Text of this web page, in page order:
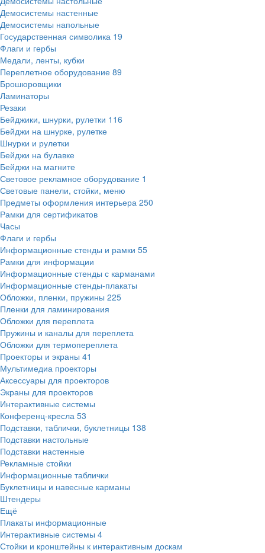
Демосистемы настенные
Демосистемы напольные
Государственная символика 19
Флаги и гербы
Медали, ленты, кубки
Переплетное оборудование 89
Брошюровщики
Ламинаторы
Резаки
Бейджики, шнурки, рулетки 116
Бейджи на шнурке, рулетке
Шнурки и рулетки
Бейджи на булавке
Бейджи на магните
Световое рекламное оборудование 1
Световые панели, стойки, меню
Предметы оформления интерьера 250
Рамки для сертификатов
Часы
Флаги и гербы
Информационные стенды и рамки 55
Рамки для информации
Информационные стенды с карманами
Информационные стенды-плакаты
Обложки, пленки, пружины 225
Пленки для ламинирования
Обложки для переплета
Пружины и каналы для переплета
Обложки для термопереплета
Проекторы и экраны 41
Мультимедиа проекторы
Аксессуары для проекторов
Экраны для проекторов
Интерактивные системы
Конференц-кресла 53
Подставки, таблички, буклетницы 138
Подставки настольные
Подставки настенные
Рекламные стойки
Информационные таблички
Буклетницы и навесные карманы
Штендеры
Ещё
Плакаты информационные
Интерактивные системы 4
Стойки и кронштейны к интерактивным доскам